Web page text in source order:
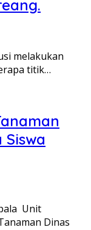
melakukan
titik…
Unit
Dinas